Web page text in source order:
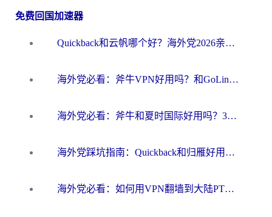
免费回国加速器
Quickback和云帆哪个好？海外党2026亲测指南：选对加速器大陆工具，无缝刷国内剧玩国服
海外党必看：斧牛VPN好用吗？和GoLinkVPN对比哪个回国效果更好？
海外党必看：斧牛和夏时国际好用吗？3步选对回国加速器，无缝刷国内资源
海外党踩坑指南：Quickback和归雁好用吗？选对加速器才能无缝刷国内资源
海外党必看：如何用VPN翻墙到大陆PTT？一篇解决你所有回国加速痛点